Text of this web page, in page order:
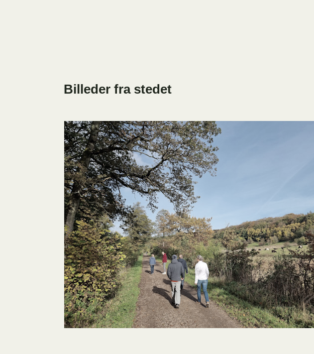
Billeder fra stedet